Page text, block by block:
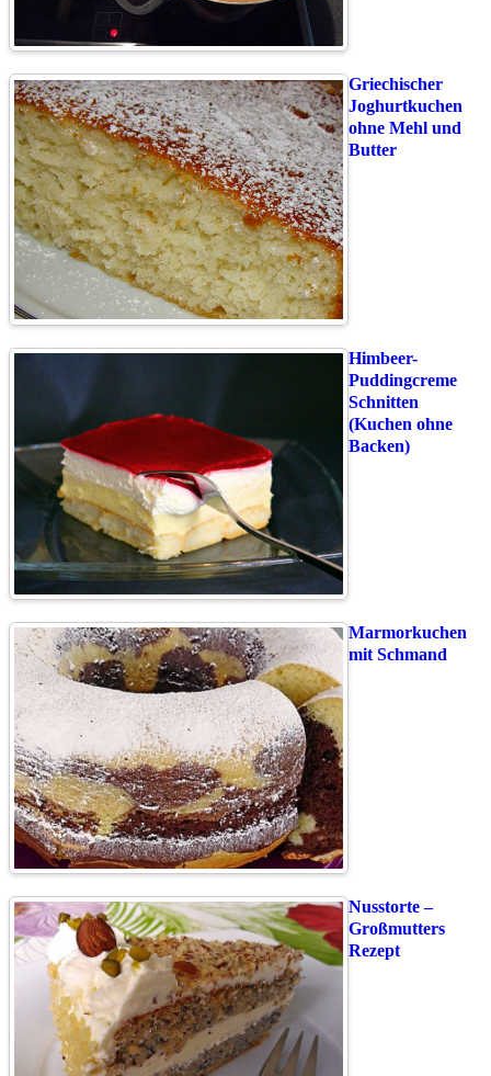
Griechischer
Joghurtkuchen
ohne Mehl und
Butter
Himbeer-
Puddingcreme
Schnitten
(Kuchen ohne
Backen)
Marmorkuchen
mit Schmand
Nusstorte –
Großmutters
Rezept